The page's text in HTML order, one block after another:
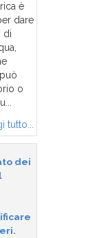
è
dare
di
o
tutto...
dei